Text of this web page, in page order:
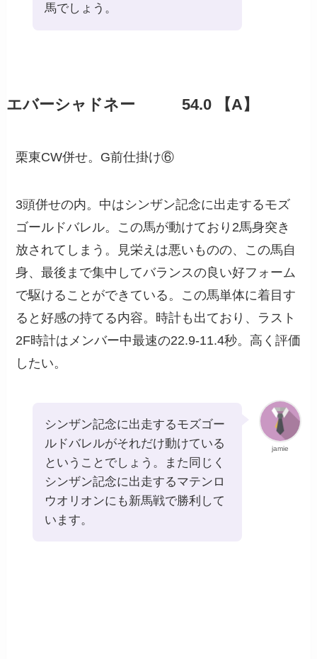
馬でしょう。
エバーシャドネー 54.0 【A】
栗東CW併せ。G前仕掛け⑥
3頭併せの内。中はシンザン記念に出走するモズ
ゴールドバレル。この馬が動けており2馬身突き
放されてしまう。見栄えは悪いものの、この馬自
身、最後まで集中してバランスの良い好フォーム
で駆けることができている。この馬単体に着目す
ると好感の持てる内容。時計も出ており、ラスト
2F時計はメンバー中最速の22.9-11.4秒。高く評価
したい。
jamie
シンザン記念に出走するモズゴー
ルドバレルがそれだけ動けている
ということでしょう。また同じく
シンザン記念に出走するマテンロ
ウオリオンにも新馬戦で勝利して
います。